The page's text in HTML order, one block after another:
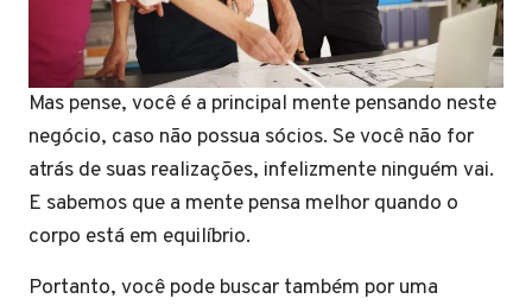
Mas pense, você é a principal mente pensando neste
negócio, caso não possua sócios. Se você não for
atrás de suas realizações, infelizmente ninguém vai.
E sabemos que a mente pensa melhor quando o
corpo está em equilíbrio.
Portanto, você pode buscar também por uma